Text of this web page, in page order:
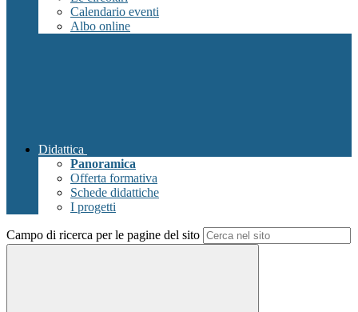
Calendario eventi
Albo online
Didattica
Panoramica
Offerta formativa
Schede didattiche
I progetti
Campo di ricerca per le pagine del sito